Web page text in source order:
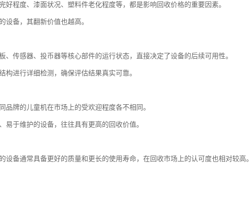
好程度、漆面状况、塑料件老化程度等，都是影响回收价格的重要因素。
设备，其翻新价值也越高。
、传感器、投币器等核心部件的运行状态，直接决定了设备的后续可用性。
构进行详细检测，确保评估结果真实可靠。
品牌的儿童机在市场上的受欢迎程度各不相同。
易于维护的设备，往往具有更高的回收价值。
设备通常具备更好的质量和更长的使用寿命，在回收市场上的认可度也相对较高。